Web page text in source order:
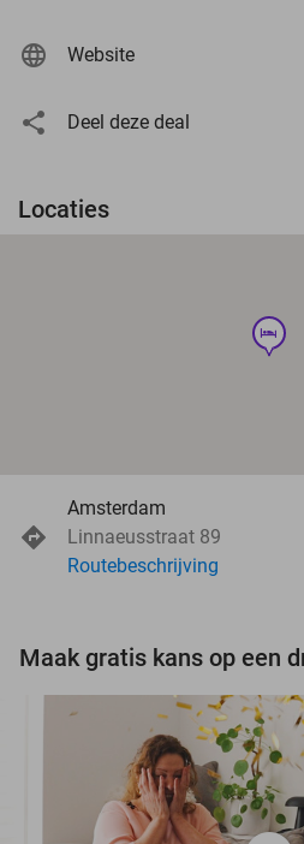
Website
Deel deze deal
Locaties
hotel
Amsterdam
Linnaeusstraat 89
Routebeschrijving